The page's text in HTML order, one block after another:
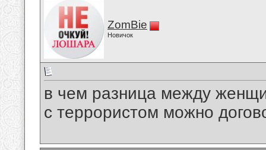
ZomBie
Новичок
в чем разница между
с террористом можно